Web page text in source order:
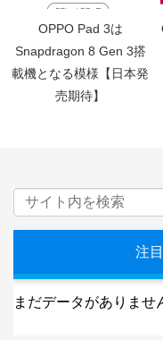
OPPO Pad 3は
Snapdragon 8 Gen 3搭
載機となる模様【日本発
売期待】
注
まだデータがありませ